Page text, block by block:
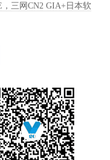
三网CN2 GIA+日本软